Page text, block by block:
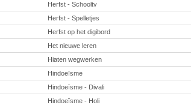
Herfst - Schooltv
Herfst - Spelletjes
Herfst op het digibord
Het nieuwe leren
Hiaten wegwerken
Hindoeïsme
Hindoeïsme - Divali
Hindoeïsme - Holi